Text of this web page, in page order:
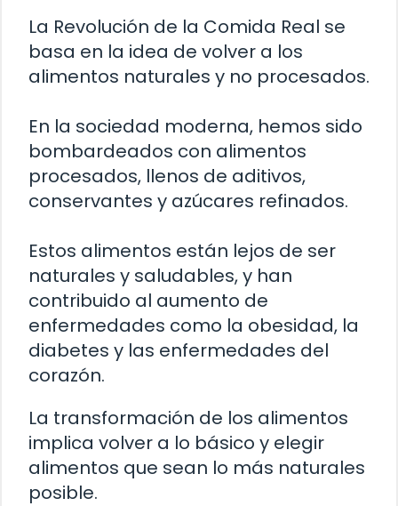
La Revolución de la Comida Real se
basa en la idea de volver a los
alimentos naturales y no procesados.
En la sociedad moderna, hemos sido
bombardeados con alimentos
procesados, llenos de aditivos,
conservantes y azúcares refinados.
Estos alimentos están lejos de ser
naturales y saludables, y han
contribuido al aumento de
enfermedades como la obesidad, la
diabetes y las enfermedades del
corazón.
La transformación de los alimentos
implica volver a lo básico y elegir
alimentos que sean lo más naturales
posible.